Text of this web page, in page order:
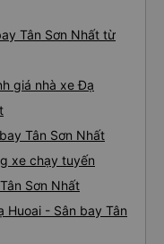
Tân Sơn Nhất từ
giá nhà xe Đạ
Tân Sơn Nhất
xe chạy tuyến
Sơn Nhất
Huoai - Sân bay Tân